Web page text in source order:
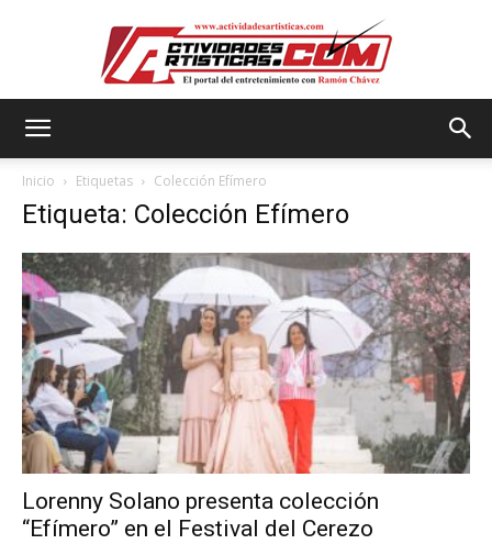
Inicio Etiquetas Colección Efímero
Etiqueta: Colección Efímero
Lorenny Solano presenta colección
“Efímero” en el Festival del Cerezo